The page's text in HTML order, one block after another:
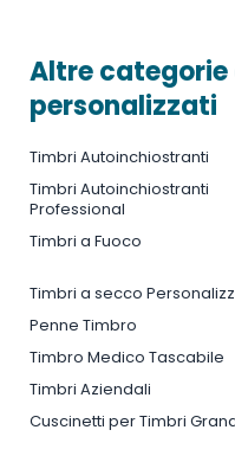
Altre
personalizzati
Timbri Autoinchiostranti
Timbri Autoinchiostranti
Professional
Timbri a Fuoco
Timbri a secco
Penne Timbro
Timbro Medico Tascabile
Timbri Aziendali
Cuscinetti per Timbri